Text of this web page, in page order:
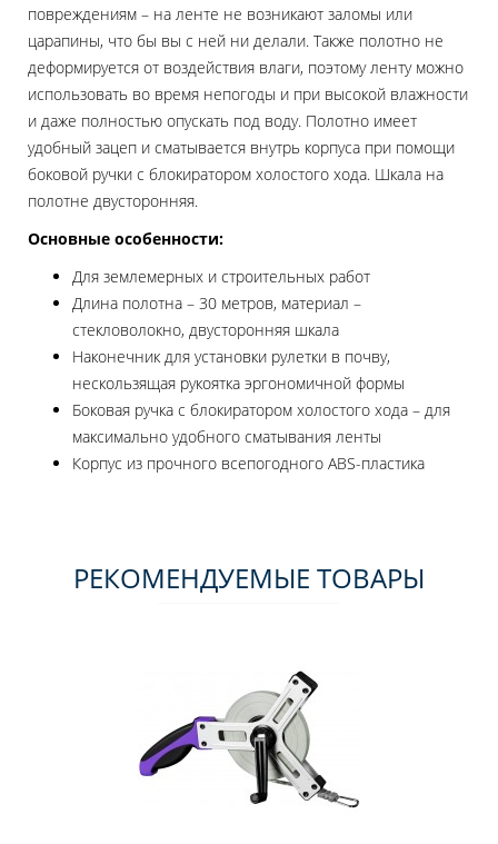
повреждениям – на ленте не возникают заломы или
царапины, что бы вы с ней ни делали. Также полотно не
деформируется от воздействия влаги, поэтому ленту можно
использовать во время непогоды и при высокой влажности
и даже полностью опускать под воду. Полотно имеет
удобный зацеп и сматывается внутрь корпуса при помощи
боковой ручки с блокиратором холостого хода. Шкала на
полотне двусторонняя.
Основные особенности:
Для землемерных и строительных работ
Длина полотна – 30 метров, материал –
стекловолокно, двусторонняя шкала
Наконечник для установки рулетки в почву,
нескользящая рукоятка эргономичной формы
Боковая ручка с блокиратором холостого хода – для
максимально удобного сматывания ленты
Корпус из прочного всепогодного ABS-пластика
РЕКОМЕНДУЕМЫЕ ТОВАРЫ